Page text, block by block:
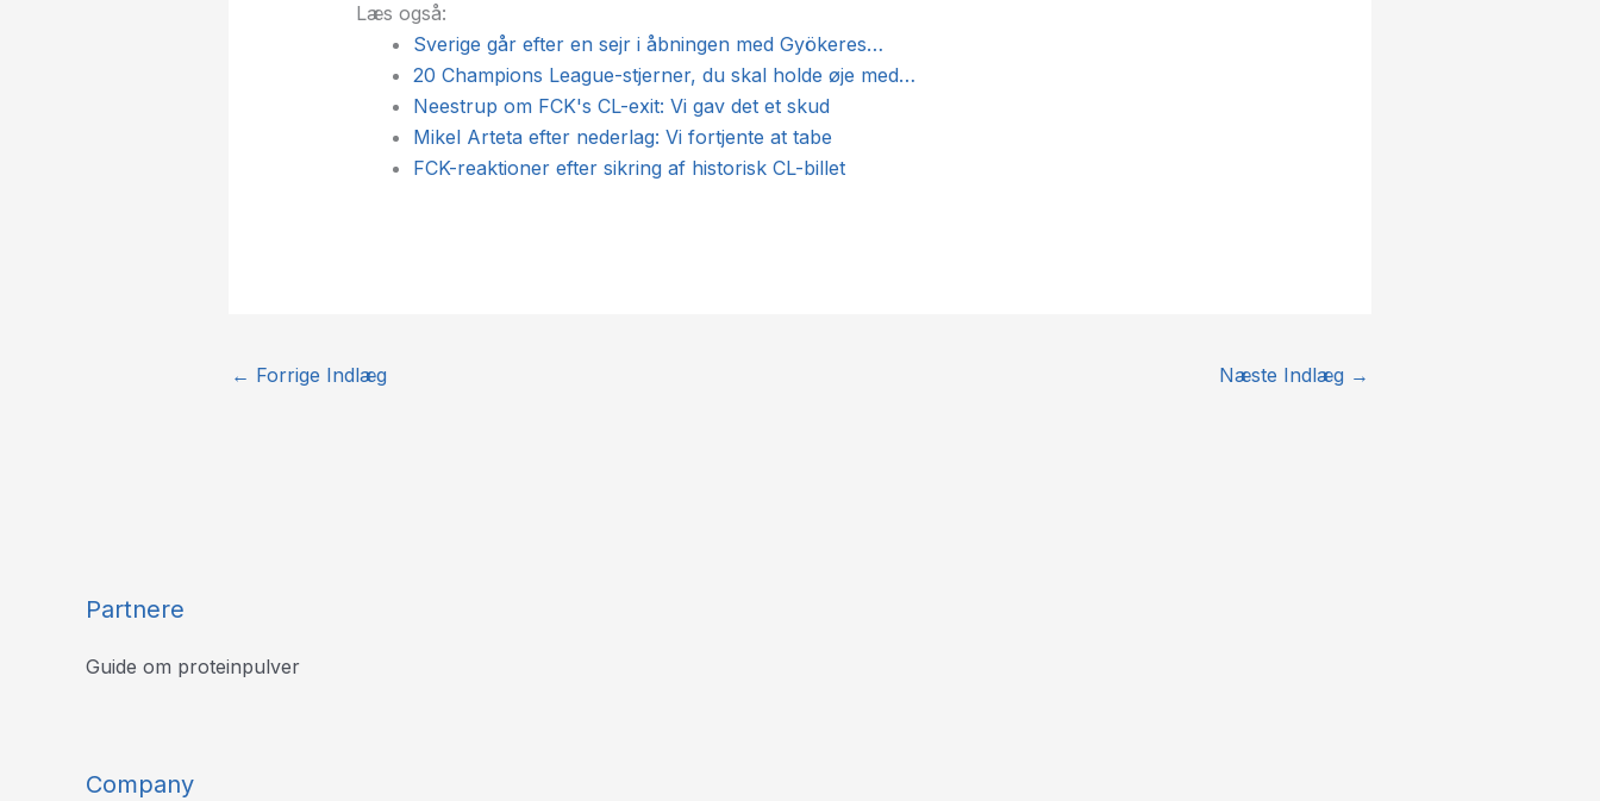
Læs også:
Sverige går efter en sejr i åbningen med Gyökeres…
20 Champions League-stjerner, du skal holde øje med…
Neestrup om FCK's CL-exit: Vi gav det et skud
Mikel Arteta efter nederlag: Vi fortjente at tabe
FCK-reaktioner efter sikring af historisk CL-billet
← Forrige Indlæg Næste Indlæg →
Partnere
Guide om proteinpulver
Company